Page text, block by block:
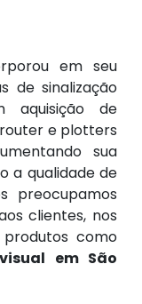
em seu
de sinalização
aquisição de
e plotters
sua
a qualidade de
preocupamos
clientes, nos
como
em São